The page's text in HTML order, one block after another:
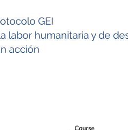
GEI
labor humanitaria y de
acción